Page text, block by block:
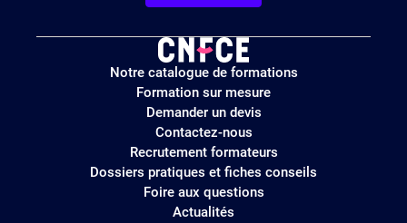
Logo
site
Notre catalogue de formations
Formation sur mesure
Demander un devis
Contactez-nous
Recrutement formateurs
Dossiers pratiques et fiches conseils
Foire aux questions
Actualités